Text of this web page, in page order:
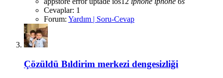
Cevaplar: 1
Forum: Yardım | Soru-Cevap
Çözüldü Bıldirim merkezi dengesizliği